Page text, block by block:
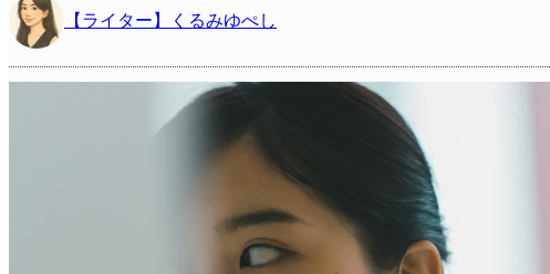
【ライター】くるみゆぺし